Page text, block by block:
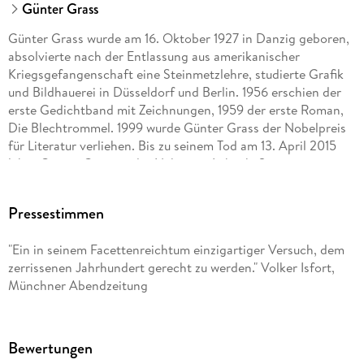
- 1917 Gleich nach dem Frühstück
- 1918 Nach kurzem Einkaufsbummel
- 1919 Das sind dich
- 1920 Zum Wohle, meine Herren
- 1922 Was will man noch von mir hören
- 1923 Heute sehen die Scheine
- 1924 Das Kolumbusdatum steht fest
- 1926 Die Strichlisten
Günter Grass
Günter Grass wurde am 16. Oktober 1927 in Danzig geboren,
absolvierte nach der Entlassung aus amerikanischer
Kriegsgefangenschaft eine Steinmetzlehre, studierte Grafik
und Bildhauerei in Düsseldorf und Berlin. 1956 erschien der
erste Gedichtband mit Zeichnungen, 1959 der erste Roman,
Die Blechtrommel. 1999 wurde Günter Grass der Nobelpreis
für Literatur verliehen. Bis zu seinem Tod am 13. April 2015
lebte Günter Grass in der Nähe von Lübeck. Sein gesamtes
Pressestimmen
"Ein in seinem Facettenreichtum einzigartiger Versuch, dem
zerrissenen Jahrhundert gerecht zu werden." Volker Isfort,
Münchner Abendzeitung
Bewertungen